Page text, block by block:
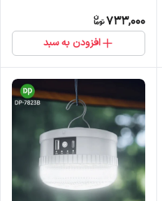
733,000
افزودن به سبد